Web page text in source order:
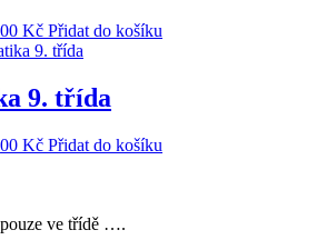
Kč.
KčAktuální
cena
750,00 Kč.
Přidat do košíku
9. třída
KčAktuální
Přidat do košíku
ve třídě ….